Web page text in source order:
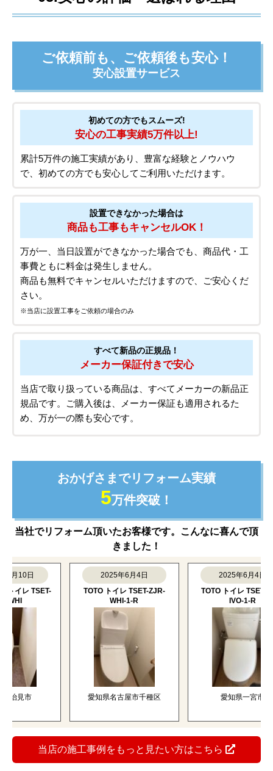
ご依頼前も、ご依頼後も安心！
安心設置サービス
初めての方でもスムーズ!
安心の工事実績5万件以上!
累計5万件の施工実績があり、豊富な経験とノウハウ
で、初めての方でも安心してご利用いただけます。
設置できなかった場合は
商品も工事もキャンセルOK！
万が一、当日設置ができなかった場合でも、商品代・工
事費ともに料金は発生しません。
商品も無料でキャンセルいただけますので、ご安心くだ
さい。
※当店に設置工事をご依頼の場合のみ
すべて新品の正規品！
メーカー保証付きで安心
当店で取り扱っている商品は、すべてメーカーの新品正
規品です。ご購入後は、メーカー保証も適用されるた
め、万が一の際も安心です。
おかげさまでリフォーム実績
5万件突破！
当社でリフォーム頂いたお客様です。こんなに喜んで頂
きました！
日
レ TSET-
市
2025年6月4日
TOTO トイレ TSET-ZJR-
WHI-1-R
愛知県名古屋市千種区
2025年6月4日
TOTO トイレ TSET-QR5-
IVO-1-R
愛知県一宮市
当店の施工事例をもっと見たい方はこちら